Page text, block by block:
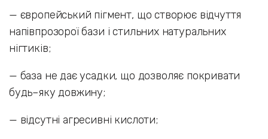
— європейський пігмент, що створює відчуття
напівпрозорої бази і стильних натуральних
нігтиків;
— база не дає усадки, що дозволяє покривати
будь–яку довжину;
— відсутні агресивні кислоти;